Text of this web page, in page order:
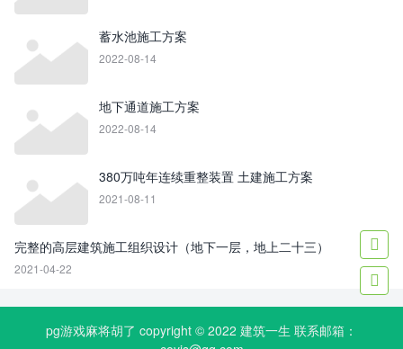
蓄水池施工方案
2022-08-14
地下通道施工方案
2022-08-14
380万吨年连续重整装置 土建施工方案
2021-08-11
完整的高层建筑施工组织设计（地下一层，地上二十三）
2021-04-22


pg游戏麻将胡了 copyright © 2022 建筑一生 联系邮箱：